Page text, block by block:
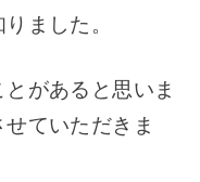
ました。
があると思いま
ていただきま